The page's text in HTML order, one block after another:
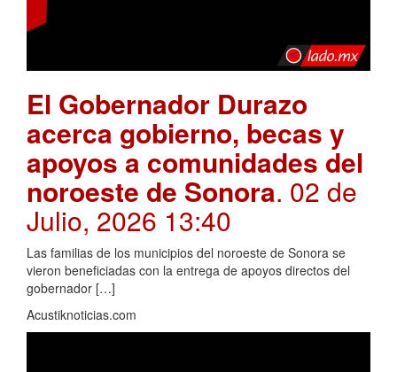
El Gobernador Durazo
acerca gobierno, becas y
apoyos a comunidades del
noroeste de Sonora. 02 de
Julio, 2026 13:40
Las familias de los municipios del noroeste de Sonora se
vieron beneficiadas con la entrega de apoyos directos del
gobernador […]
Acustiknoticias.com